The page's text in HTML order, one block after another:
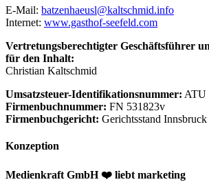
E-Mail: batzenhaeusl@kaltschmid.info
Internet: www.gasthof-seefeld.com
Vertretungsberechtigter Geschäftsführer
für den Inhalt:
Christian Kaltschmid
Umsatzsteuer-Identifikationsnummer: ATU
Firmenbuchnummer: FN 531823v
Firmenbuchgericht: Gerichtsstand Innsbruck
Konzeption
Medienkraft GmbH ❤️️ liebt marketing